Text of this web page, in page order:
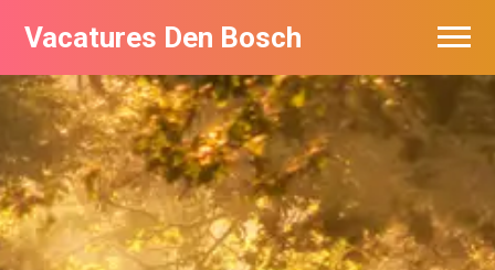
Vacatures Den Bosch
Vacatures per bedrijf in Den Bosch
De populairste vacatures in Den Bosch